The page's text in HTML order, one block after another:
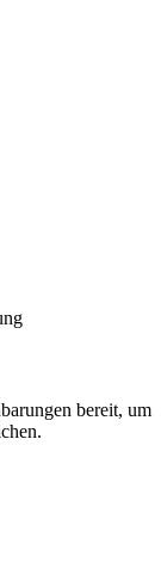
bereit, um